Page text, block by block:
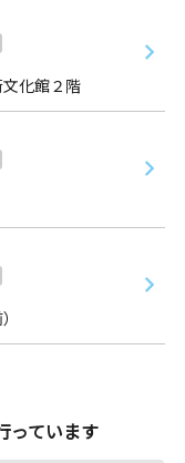
化館２階
っています